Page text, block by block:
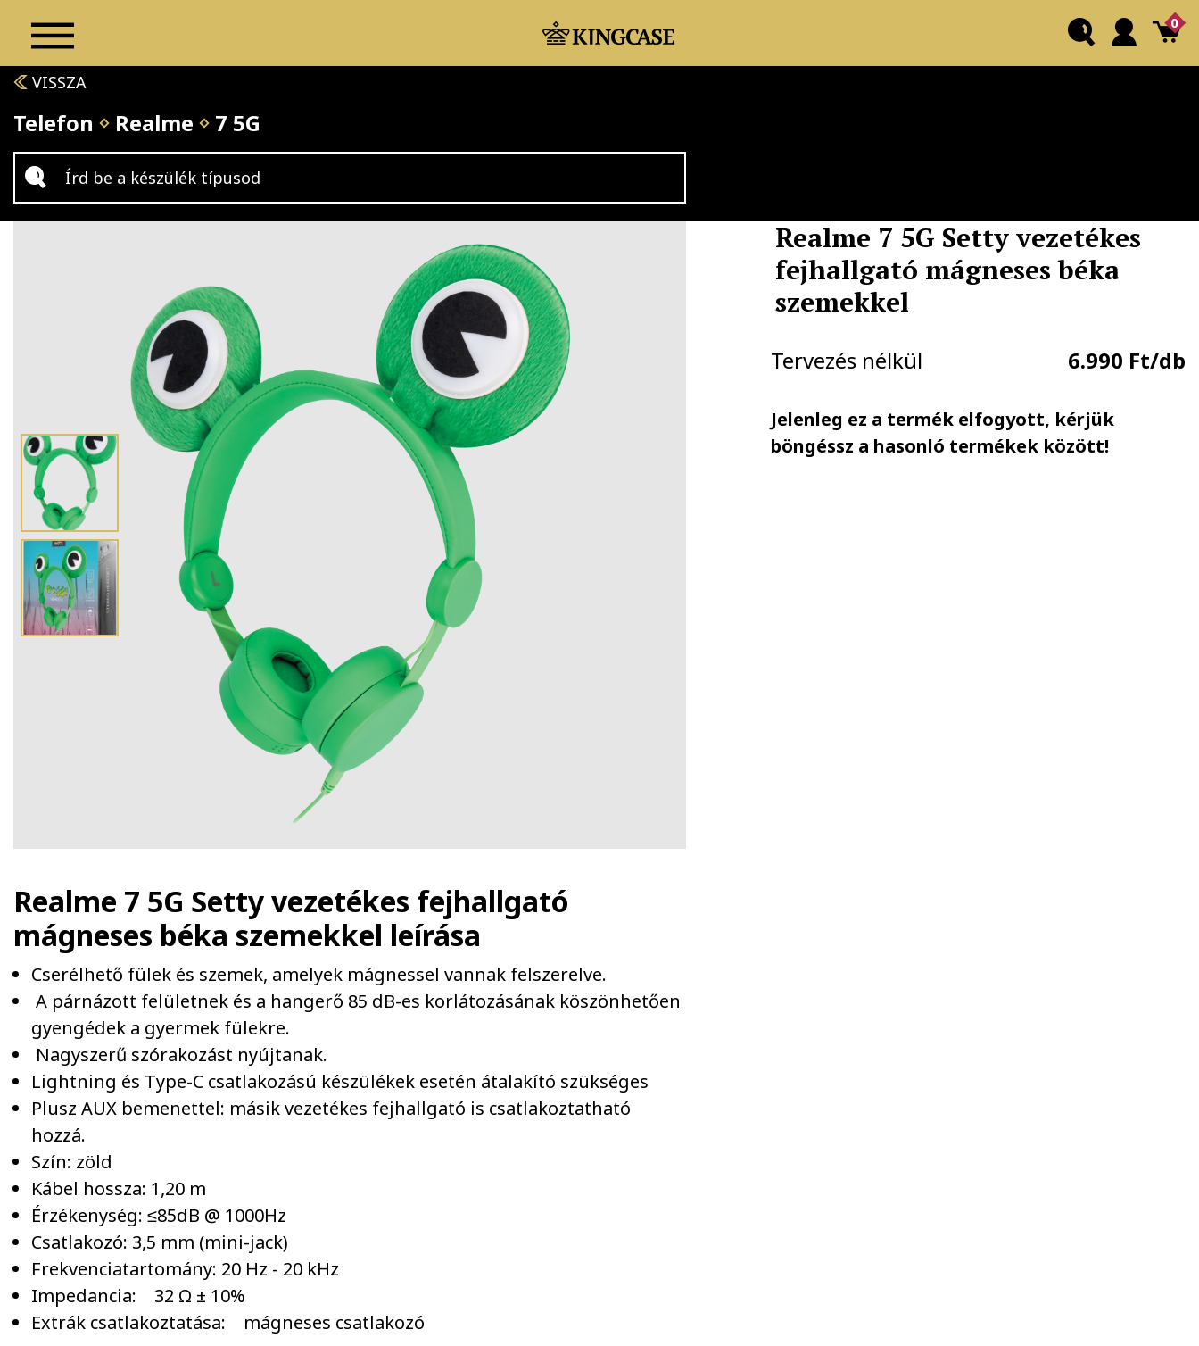
0
VISSZA
Telefon Realme 7 5G
Realme 7 5G Setty vezetékes fejhallgató
mágneses béka szemekkel leírása
Cserélhető fülek és szemek, amelyek mágnessel vannak felszerelve.
A párnázott felületnek és a hangerő 85 dB-es korlátozásának köszönhetően
gyengédek a gyermek fülekre.
Nagyszerű szórakozást nyújtanak.
Lightning és Type-C csatlakozású készülékek esetén átalakító szükséges
Plusz AUX bemenettel: másik vezetékes fejhallgató is csatlakoztatható
hozzá.
Szín: zöld
Kábel hossza: 1,20 m
Érzékenység: ≤85dB @ 1000Hz
Csatlakozó: 3,5 mm (mini-jack)
Frekvenciatartomány: 20 Hz - 20 kHz
Impedancia: 32 Ω ± 10%
Extrák csatlakoztatása: mágneses csatlakozó
Realme 7 5G Setty vezetékes
fejhallgató mágneses béka
szemekkel
Tervezés nélkül 6.990 Ft/db
Jelenleg ez a termék elfogyott, kérjük
böngéssz a hasonló termékek között!